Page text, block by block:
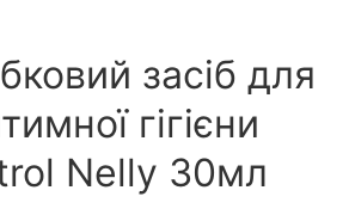
засіб для
гігієни
Nelly 30мл